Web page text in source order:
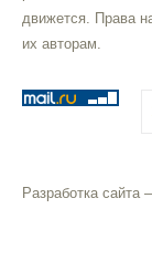
движется. Права
их авторам.
Разработка сайта